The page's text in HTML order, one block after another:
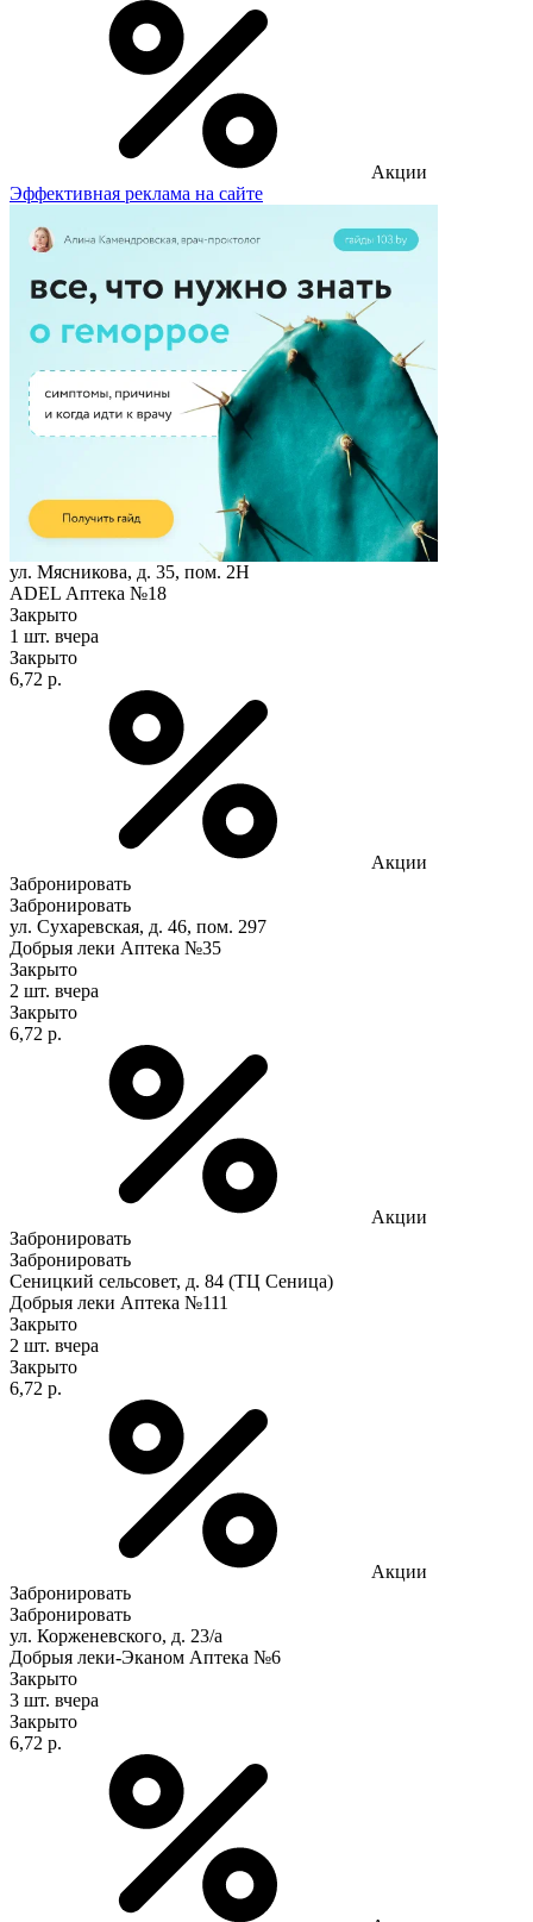
Акции
Эффективная реклама на сайте
ул. Мясникова, д. 35, пом. 2Н
ADEL Аптека №18
Закрыто
1 шт. вчера
Закрыто
6,72 р.
Акции
Забронировать
Забронировать
ул. Сухаревская, д. 46, пом. 297
Добрыя леки Аптека №35
Закрыто
2 шт. вчера
Закрыто
6,72 р.
Акции
Забронировать
Забронировать
Сеницкий сельсовет, д. 84 (ТЦ Сеница)
Добрыя леки Аптека №111
Закрыто
2 шт. вчера
Закрыто
6,72 р.
Акции
Забронировать
Забронировать
ул. Корженевского, д. 23/а
Добрыя леки-Эканом Аптека №6
Закрыто
3 шт. вчера
Закрыто
6,72 р.